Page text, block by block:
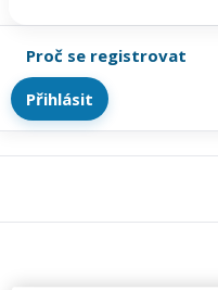
Proč se registrovat
Přihlásit